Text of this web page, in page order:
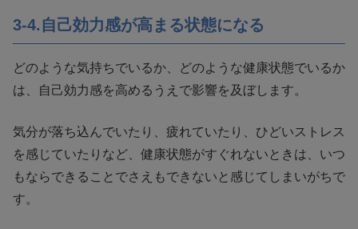
3-4.自己効力感が高まる状態になる
どのような気持ちでいるか、どのような健康状態でいるか
は、自己効力感を高めるうえで影響を及ぼします。
気分が落ち込んでいたり、疲れていたり、ひどいストレス
を感じていたりなど、健康状態がすぐれないときは、いつ
もならできることでさえもできないと感じてしまいがちで
す。